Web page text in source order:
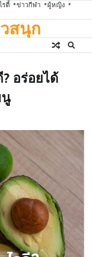
รตี้ ข่าวกีฬา
ผู้หญิง
สนุก
อร่อยได้